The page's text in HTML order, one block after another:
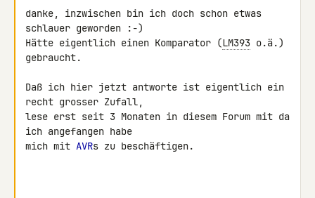
danke, inzwischen bin ich doch schon etwas
schlauer geworden :-)
Hätte eigentlich einen Komparator (LM393 o.ä.)
gebraucht.
Daß ich hier jetzt antworte ist eigentlich ein
recht grosser Zufall,
lese erst seit 3 Monaten in diesem Forum mit da
ich angefangen habe
mich mit AVRs zu beschäftigen.